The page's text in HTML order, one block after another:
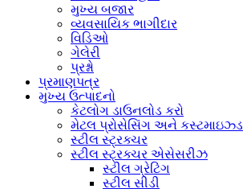
મુખ્ય બજાર
વ્યવસાયિક ભાગીદાર
વિડિઓ
ગેલેરી
પ્રશ્નો
પ્રમાણપત્ર
મુખ્ય ઉત્પાદનો
કેટલોગ ડાઉનલોડ કરો
મેટલ પ્રોસેસિંગ અને કસ્ટમાઇઝ્ડ
સ્ટીલ સ્ટ્રક્ચર
સ્ટીલ સ્ટ્રક્ચર એસેસરીઝ
સ્ટીલ ગ્રેટિંગ
સ્ટીલ સીડી